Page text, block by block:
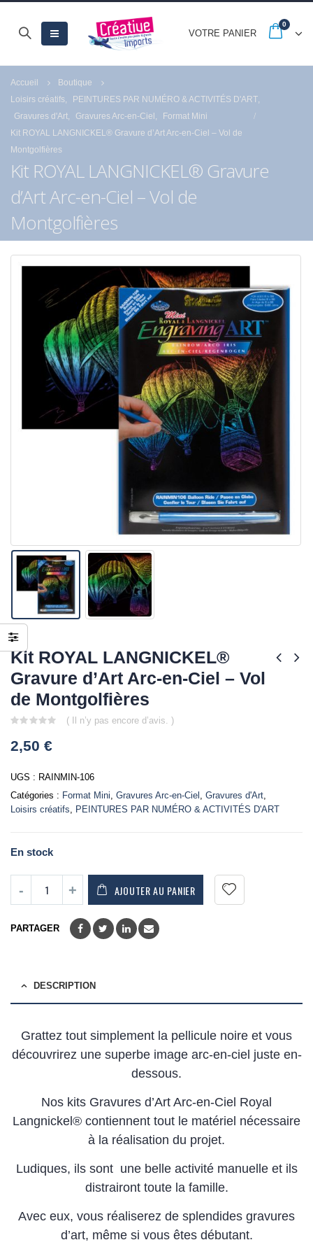
VOTRE PANIER
0
Accueil
Boutique
Loisirs créatifs
PEINTURES PAR NUMÉRO & ACTIVITÉS D'ART
Gravures d'Art
Gravures Arc-en-Ciel
Format Mini
Kit ROYAL LANGNICKEL® Gravure d’Art Arc-en-Ciel – Vol de
Montgolfières
Kit ROYAL LANGNICKEL® Gravure
d’Art Arc-en-Ciel – Vol de
Montgolfières
Kit ROYAL LANGNICKEL®
Gravure d’Art Arc-en-Ciel – Vol
de Montgolfières
out
of
( Il n’y pas encore d’avis. )
2,50 €
UGS : RAINMIN-106
Catégories : Format Mini, Gravures Arc-en-Ciel , Gravures d'Art,
Loisirs créatifs, PEINTURES PAR NUMÉRO & ACTIVITÉS D'ART
En stock
AJOUTER AU PANIER
PARTAGER
DESCRIPTION
Grattez tout simplement la pellicule noire et vous
découvrirez une superbe image arc-en-ciel juste en-
dessous.
Nos kits Gravures d’Art Arc-en-Ciel Royal
Langnickel® contiennent tout le matériel nécessaire
à la réalisation du projet.
Ludiques, ils sont une belle activité manuelle et ils
distrairont toute la famille.
Avec eux, vous réaliserez de splendides gravures
d’art, même si vous êtes débutant.